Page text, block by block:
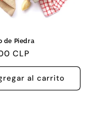
de Piedra
CLP
al carrito